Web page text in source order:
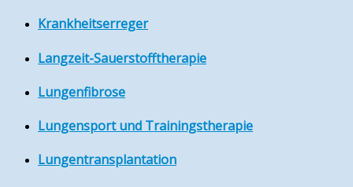
Krankheitserreger
Langzeit-Sauerstofftherapie
Lungenfibrose
Lungensport und Trainingstherapie
Lungentransplantation